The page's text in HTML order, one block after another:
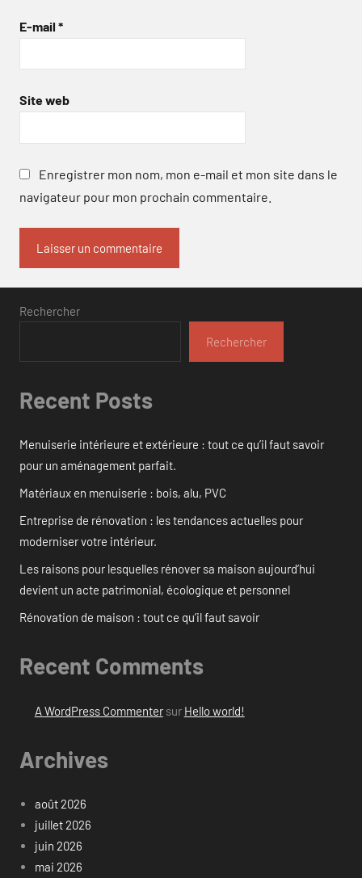
E-mail *
Site web
Enregistrer mon nom, mon e-mail et mon site dans le
navigateur pour mon prochain commentaire.
Rechercher
Rechercher
Recent Posts
Menuiserie intérieure et extérieure : tout ce qu’il faut savoir
pour un aménagement parfait.
Matériaux en menuiserie : bois, alu, PVC
Entreprise de rénovation : les tendances actuelles pour
moderniser votre intérieur.
Les raisons pour lesquelles rénover sa maison aujourd’hui
devient un acte patrimonial, écologique et personnel
Rénovation de maison : tout ce qu’il faut savoir
Recent Comments
A WordPress Commentersur Hello world!
Archives
août 2026
juillet 2026
juin 2026
mai 2026